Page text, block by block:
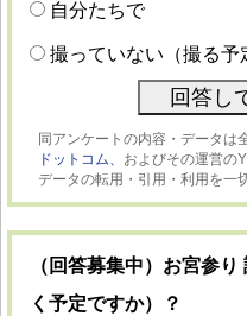
自分たちで
撮っていない（撮る予
同アンケートの内容・データは
ドットコム、 およびその運営の
データの転用・引用・利用を一
（回答募集中）お宮参
く予定ですか）？